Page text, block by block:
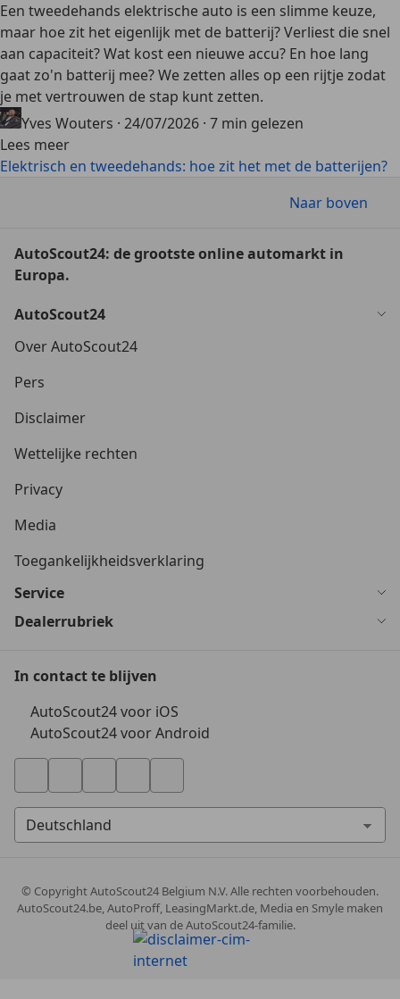
Een tweedehands elektrische auto is een slimme keuze,
maar hoe zit het eigenlijk met de batterij? Verliest die snel
aan capaciteit? Wat kost een nieuwe accu? En hoe lang
gaat zo'n batterij mee? We zetten alles op een rijtje zodat
je met vertrouwen de stap kunt zetten.
Yves Wouters · 24/07/2026 · 7 min gelezen
Lees meer
Elektrisch en tweedehands: hoe zit het met de batterijen?
Naar boven
AutoScout24: de grootste online automarkt in
Europa.
AutoScout24
Over AutoScout24
Pers
Disclaimer
Wettelijke rechten
Privacy
Media
Toegankelijkheidsverklaring
Service
Dealerrubriek
In contact te blijven
AutoScout24 voor iOS
AutoScout24 voor Android
© CopyrightAutoScout24 Belgium N.V. Alle rechten voorbehouden.
AutoScout24.be, AutoProff, LeasingMarkt.de, Media en Smyle maken
deel uit van de AutoScout24-familie.